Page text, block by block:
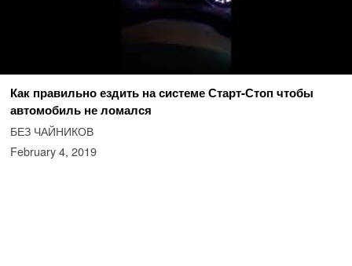
Как правильно ездить на системе Старт-Стоп чтобы
автомобиль не ломался
БЕЗ ЧАЙНИКОВ
February 4, 2019